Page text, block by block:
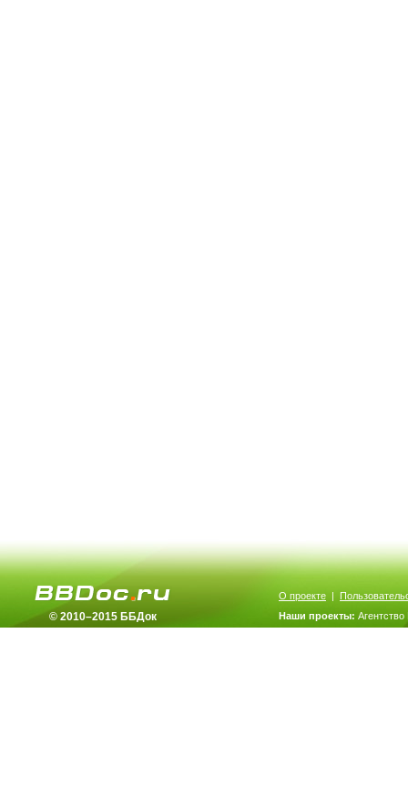
© 2010–2015 ББДок
О проекте |
Наши проекты: